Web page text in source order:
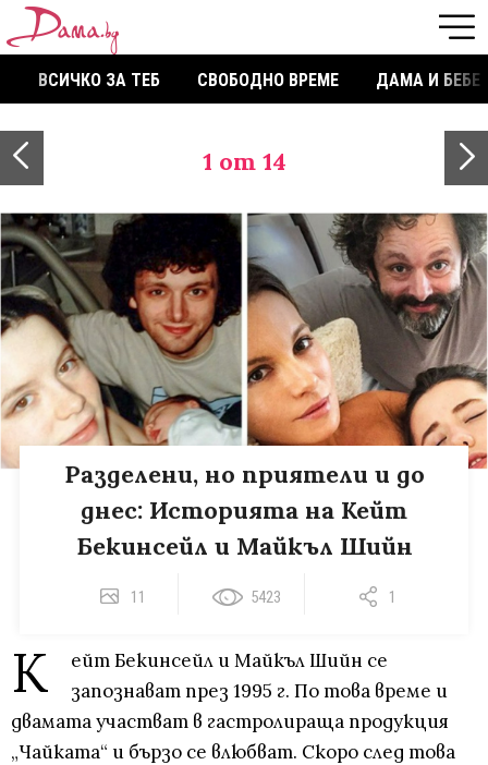
ВСИЧКО ЗА ТЕБ СВОБОДНО ВРЕМЕ ДАМА И БЕБЕ
1 от 14
Разделени, но приятели и до
днес: Историята на Кейт
Бекинсейл и Майкъл Шийн
11 5423 1
К
ейт Бекинсейл и Майкъл Шийн се
запознават през 1995 г. По това време и
двамата участват в гастролираща продукция
„Чайката“ и бързо се влюбват. Скоро след това